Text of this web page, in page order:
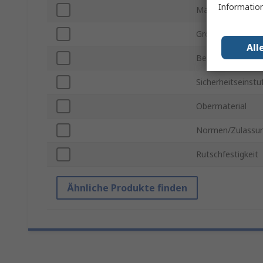
Material der
Größe USA
Obermaterial
Normen/
Rutschfestigkeit
Ähnliche Produkte finden